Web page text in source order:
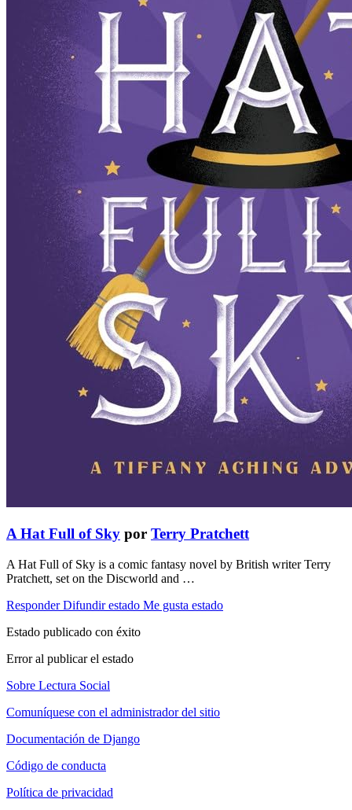
A Hat Full of Sky por Terry Pratchett
A Hat Full of Sky is a comic fantasy novel by British writer Terry
Pratchett, set on the Discworld and …
Responder Difundir estado Me gusta estado
Estado publicado con éxito
Error al publicar el estado
Sobre Lectura Social
Comuníquese con el administrador del sitio
Documentación de Django
Código de conducta
Política de privacidad